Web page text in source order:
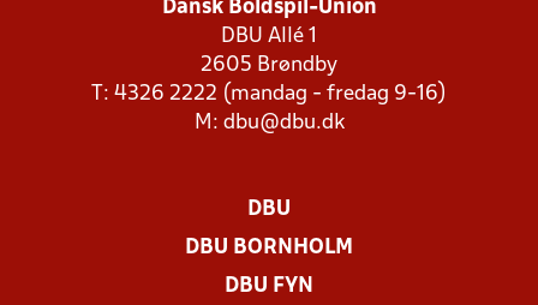
Dansk Boldspil-Union
DBU Allé 1
2605 Brøndby
T: 4326 2222 (mandag - fredag 9-16)
M: dbu@dbu.dk
DBU
DBU BORNHOLM
DBU FYN